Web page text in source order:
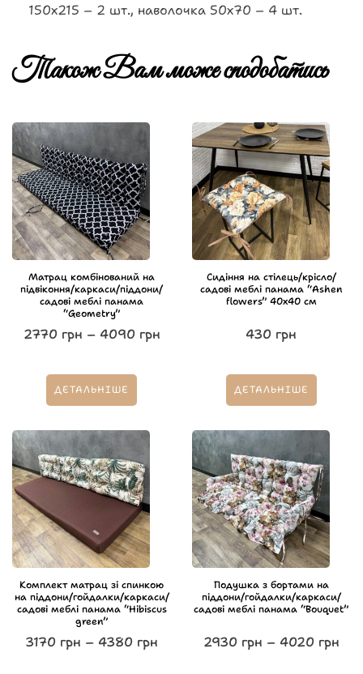
150х215 – 2 шт., наволочка 50х70 – 4 шт.
Також Вам може сподобатись
Матрац комбінований на
підвіконня/каркаси/піддони/
садові меблі панама
“Geometry”
2770 грн – 4090 грн
ДЕТАЛЬНІШЕ
Сидіння на стілець/крісло/
садові меблі панама “Ashen
flowers” 40х40 см
430 грн
ДЕТАЛЬНІШЕ
Комплект матрац зі спинкою
на піддони/гойдалки/каркаси/
садові меблі панама “Hibiscus
green”
3170 грн – 4380 грн
Подушка з бортами на
піддони/гойдалки/каркаси/
садові меблі панама “Bouquet”
2930 грн – 4020 грн